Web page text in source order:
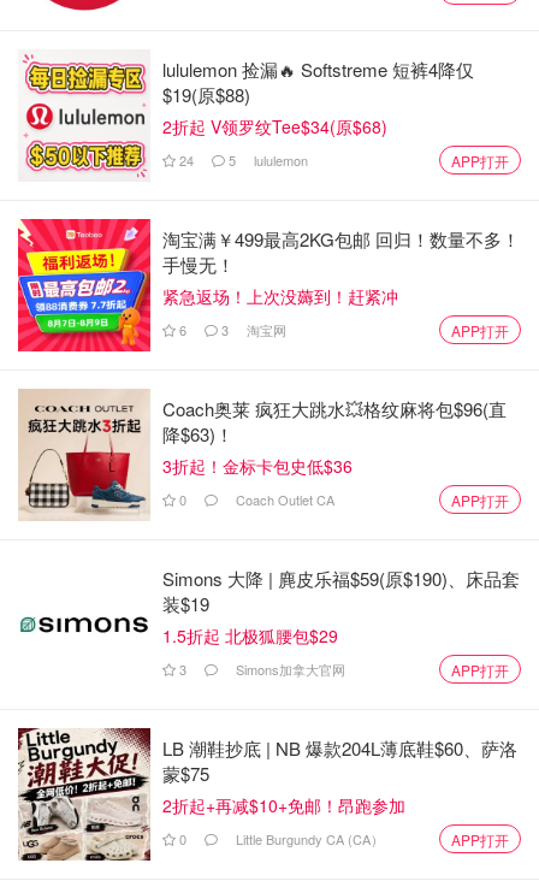
lululemon 捡漏🔥 Softstreme 短裤4降仅
$19(原$88)
2折起 V领罗纹Tee$34(原$68)
24 5 lululemon APP打开
淘宝满￥499最高2KG包邮 回归！数量不多！
手慢无！
紧急返场！上次没薅到！赶紧冲
6 3 淘宝网 APP打开
Coach奥莱 疯狂大跳水💥格纹麻将包$96(直
降$63)！
3折起！金标卡包史低$36
0 Coach Outlet CA APP打开
Simons 大降 | 麂皮乐福$59(原$190)、床品套
装$19
1.5折起 北极狐腰包$29
3 Simons加拿大官网 APP打开
LB 潮鞋抄底 | NB 爆款204L薄底鞋$60、萨洛
蒙$75
2折起+再减$10+免邮！昂跑参加
0 Little Burgundy CA (CA） APP打开